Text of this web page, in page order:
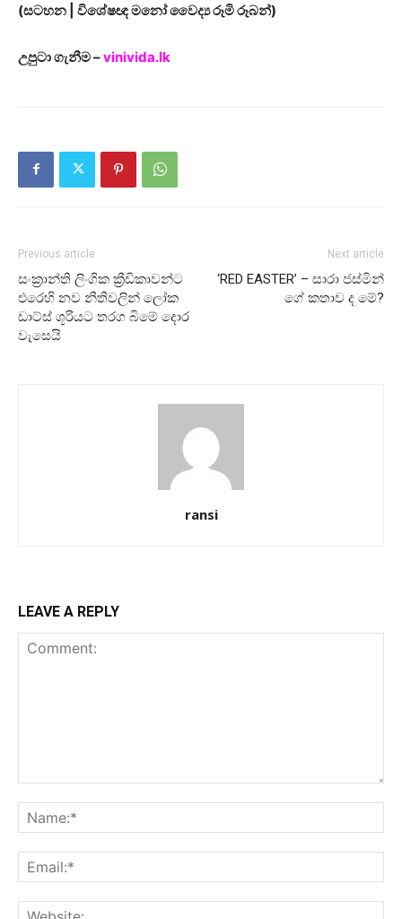
(සටහන | විශේෂඥ මනෝ වෛද්‍ය රූමි රූබන්)
උපුටා ගැනීම –vinivida.lk
Previous article
සංක්‍රාන්ති ලිංගික ක්‍රීඩිකාවන්ට
එරෙහි නව නීතිවලින් ලෝක
ඩාට්ස් ශූරියට තරග බිමේ දොර
වැසෙයි
Next article
‘RED EASTER’ – සාරා ජස්මින්
ගේ කතාව ද මේ?
ransi
LEAVE A REPLY